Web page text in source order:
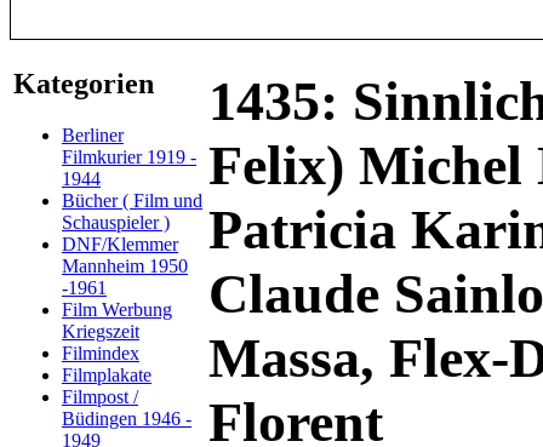
Kategorien
Berliner
Filmkurier 1919 -
1944
Bücher ( Film und
Schauspieler )
DNF/Klemmer
Mannheim 1950
-1961
Film Werbung
Kriegszeit
Filmindex
Filmplakate
Filmpost /
Büdingen 1946 -
1949
1435:
Felix) Michel
Patricia
Claude
Massa, Flex-
Florent